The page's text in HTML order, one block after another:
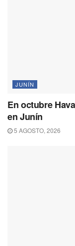
JUNÍN
En octubre
en Junín
5 AGOSTO, 2026